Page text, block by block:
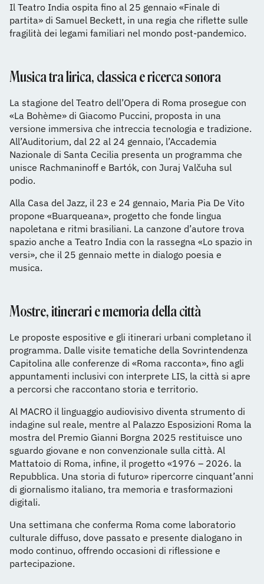
Il Teatro India ospita fino al 25 gennaio «Finale di
partita» di Samuel Beckett, in una regia che riflette sulle
fragilità dei legami familiari nel mondo post-pandemico.
Musica tra lirica, classica e ricerca sonora
La stagione del Teatro dell’Opera di Roma prosegue con
«La Bohème» di Giacomo Puccini, proposta in una
versione immersiva che intreccia tecnologia e tradizione.
All’Auditorium, dal 22 al 24 gennaio, l’Accademia
Nazionale di Santa Cecilia presenta un programma che
unisce Rachmaninoff e Bartók, con Juraj Valčuha sul
podio.
Alla Casa del Jazz, il 23 e 24 gennaio, Maria Pia De Vito
propone «Buarqueana», progetto che fonde lingua
napoletana e ritmi brasiliani. La canzone d’autore trova
spazio anche a Teatro India con la rassegna «Lo spazio in
versi», che il 25 gennaio mette in dialogo poesia e
musica.
Mostre, itinerari e memoria della città
Le proposte espositive e gli itinerari urbani completano il
programma. Dalle visite tematiche della Sovrintendenza
Capitolina alle conferenze di «Roma racconta», fino agli
appuntamenti inclusivi con interprete LIS, la città si apre
a percorsi che raccontano storia e territorio.
Al MACRO il linguaggio audiovisivo diventa strumento di
indagine sul reale, mentre al Palazzo Esposizioni Roma la
mostra del Premio Gianni Borgna 2025 restituisce uno
sguardo giovane e non convenzionale sulla città. Al
Mattatoio di Roma, infine, il progetto «1976 – 2026. la
Repubblica. Una storia di futuro» ripercorre cinquant’anni
di giornalismo italiano, tra memoria e trasformazioni
digitali.
Una settimana che conferma Roma come laboratorio
culturale diffuso, dove passato e presente dialogano in
modo continuo, offrendo occasioni di riflessione e
partecipazione.